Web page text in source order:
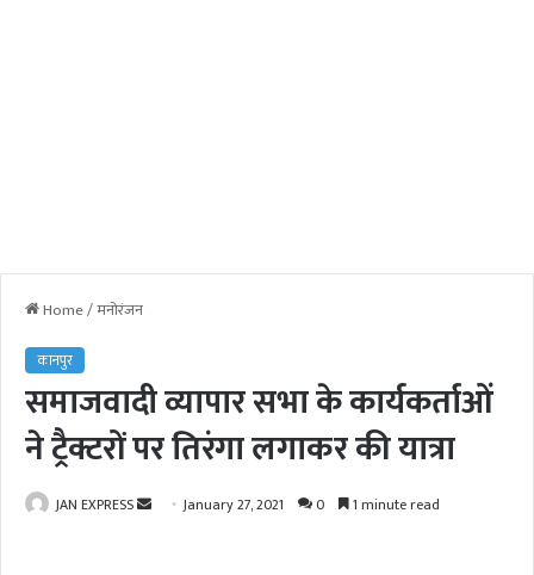
Home/मनोरंजन
कानपुर
समाजवादी व्यापार सभा के कार्यकर्ताओं
ने ट्रैक्टरों पर तिरंगा लगाकर की यात्रा
JAN EXPRESS January 27, 2021 0 1 minute read